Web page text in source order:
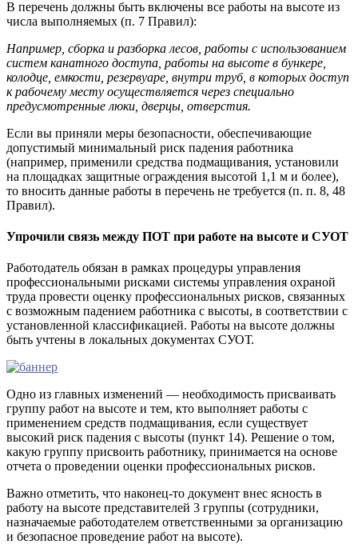
В перечень должны быть включены все работы на высоте из
числа выполняемых (п. 7 Правил):
Например, сборка и разборка лесов, работы с использованием
систем канатного доступа, работы на высоте в бункере,
колодце, емкости, резервуаре, внутри труб, в которых доступ
к рабочему месту осуществляется через специально
предусмотренные люки, дверцы, отверстия.
Если вы приняли меры безопасности, обеспечивающие
допустимый минимальный риск падения работника
(например, применили средства подмащивания, установили
на площадках защитные ограждения высотой 1,1 м и более),
то вносить данные работы в перечень не требуется (п. п. 8, 48
Правил).
Упрочили связь между ПОТ при работе на высоте и СУОТ
Работодатель обязан в рамках процедуры управления
профессиональными рисками системы управления охраной
труда провести оценку профессиональных рисков, связанных
с возможным падением работника с высоты, в соответствии с
установленной классификацией. Работы на высоте должны
быть учтены в локальных документах СУОТ.
Одно из главных изменений — необходимость присваивать
группу работ на высоте и тем, кто выполняет работы с
применением средств подмащивания, если существует
высокий риск падения с высоты (пункт 14). Решение о том,
какую группу присвоить работнику, принимается на основе
отчета о проведении оценки профессиональных рисков.
Важно отметить, что наконец-то документ внес ясность в
работу на высоте представителей 3 группы (сотрудники,
назначаемые работодателем ответственными за организацию
и безопасное проведение работ на высоте).